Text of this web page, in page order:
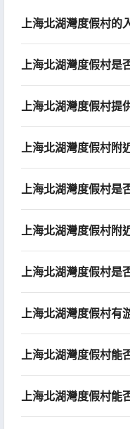
上海北湖灣度假村的
上海北湖灣度假村是
上海北湖灣度假村提
上海北湖灣度假村附
上海北湖灣度假村是
上海北湖灣度假村附
上海北湖灣度假村是
上海北湖灣度假村有
上海北湖灣度假村能
上海北湖灣度假村能